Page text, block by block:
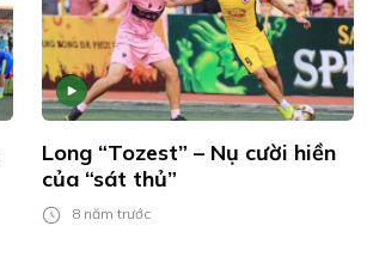
Long “Tozest” – Nụ cười hiền
của “sát thủ”
8 năm trước